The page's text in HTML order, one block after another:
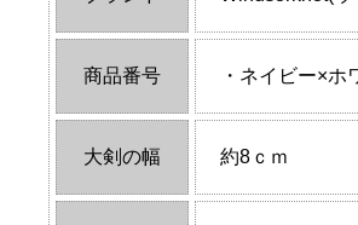
商品番号 ・ネイビー×
大剣の幅 約8ｃｍ